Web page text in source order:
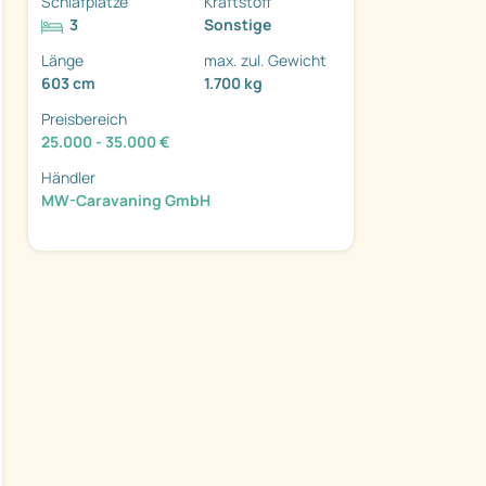
3
Sonstige
Länge
603 cm
max. zul. Gewicht
1.700 kg
Preisbereich
25.000 - 35.000 €
Händler
MW-Caravaning GmbH